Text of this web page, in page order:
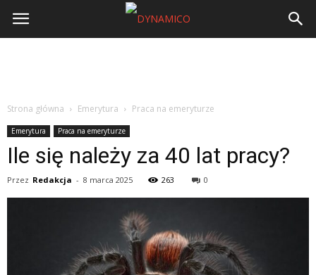
Strona główna Emerytura Praca na emeryturze
Emerytura Praca na emeryturze
Ile się należy za 40 lat pracy?
Przez Redakcja - 8 marca 2025 263 0